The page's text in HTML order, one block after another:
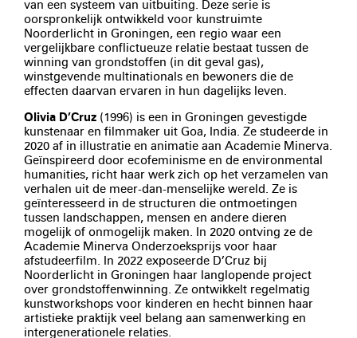
van een systeem van uitbuiting. Deze serie is
oorspronkelijk ontwikkeld voor kunstruimte
Noorderlicht in Groningen, een regio waar een
vergelijkbare conflictueuze relatie bestaat tussen de
winning van grondstoffen (in dit geval gas),
winstgevende multinationals en bewoners die de
effecten daarvan ervaren in hun dagelijks leven.
Olivia D’Cruz (1996) is een in Groningen gevestigde
kunstenaar en filmmaker uit Goa, India. Ze studeerde in
2020 af in illustratie en animatie aan Academie Minerva.
Geïnspireerd door ecofeminisme en de environmental
humanities, richt haar werk zich op het verzamelen van
verhalen uit de meer-dan-menselijke wereld. Ze is
geïnteresseerd in de structuren die ontmoetingen
tussen landschappen, mensen en andere dieren
mogelijk of onmogelijk maken. In 2020 ontving ze de
Academie Minerva Onderzoeksprijs voor haar
afstudeerfilm. In 2022 exposeerde D’Cruz bij
Noorderlicht in Groningen haar langlopende project
over grondstoffenwinning. Ze ontwikkelt regelmatig
kunstworkshops voor kinderen en hecht binnen haar
artistieke praktijk veel belang aan samenwerking en
intergenerationele relaties.